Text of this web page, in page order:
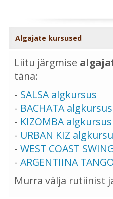
Algajate kursused
Liitu järgmise
täna:
- SALSA algkursus
- BACHATA algkursus
- KIZOMBA algkursus
- URBAN KIZ
- WEST COAST
- ARGENTIINA
Murra välja rutiinist